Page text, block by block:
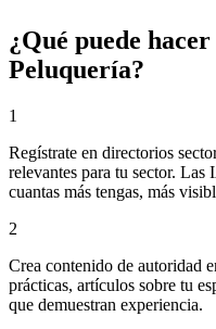
¿Qué puede
Peluquería?
1
Regístrate en directorios
relevantes para tu sector.
cuantas más tengas, más
2
Crea contenido de autoridad
prácticas, artículos sobre tu
que demuestran experiencia.